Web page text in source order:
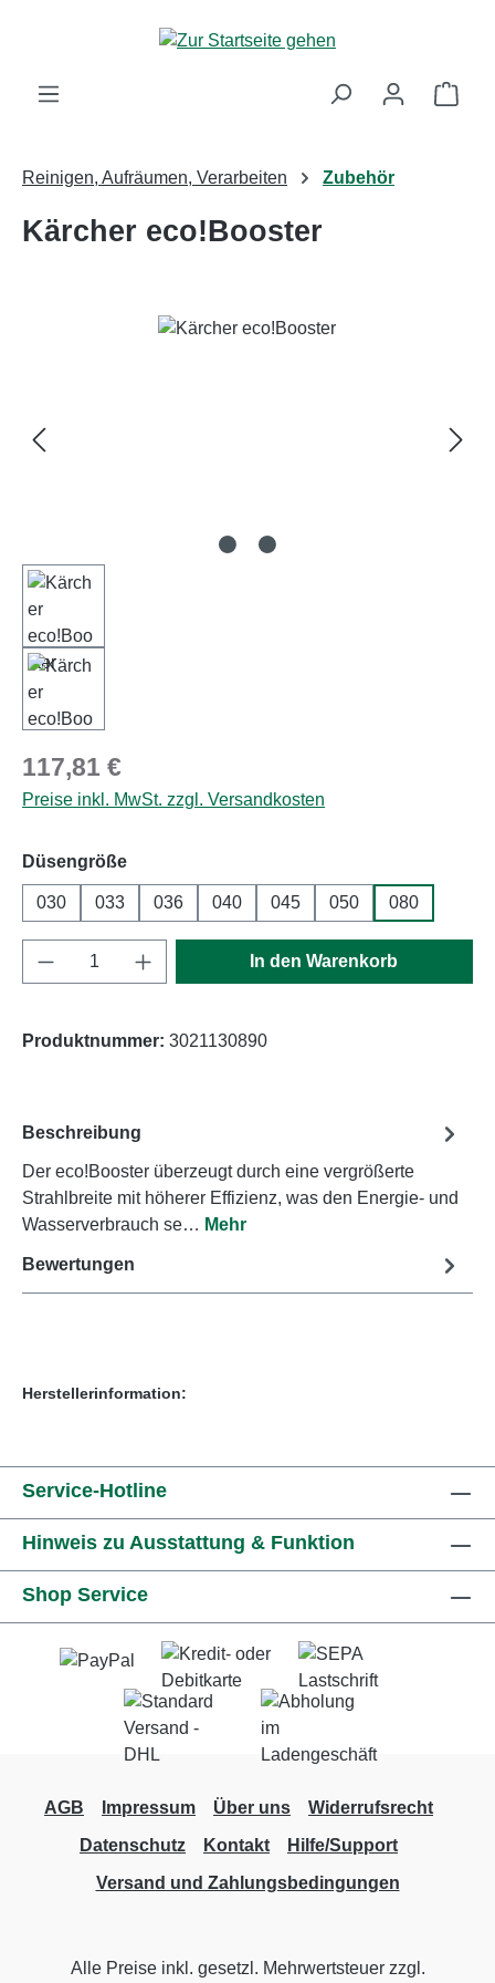
Zum Hauptinhalt springen
Reinigen, Aufräumen, Verarbeiten Zubehör
Kärcher eco!Booster
Bildergalerie überspringen
Regulärer Preis:
117,81 €
Preise inkl. MwSt. zzgl. Versandkosten
Düsengrößeauswählen
030 033 036 040 045 050 080
Produkt Anzahl: Gib den gewünschten
In den Warenkorb
Produktnummer: 3021130890
Beschreibung
Der eco!Booster überzeugt durch eine vergrößerte
Strahlbreite mit höherer Effizienz, was den Energie- und
Wasserverbrauch se… Mehr
Bewertungen
Herstellerinformation:
Service-Hotline
Hinweis zu Ausstattung & Funktion
Shop Service
AGB Impressum Über uns
Widerrufsrecht
Datenschutz
Kontakt
Hilfe/Support
Versand und Zahlungsbedingungen
Alle Preise inkl. gesetzl. Mehrwertsteuer zzgl.